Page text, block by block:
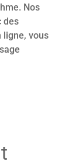
Nos
des
ligne, vous